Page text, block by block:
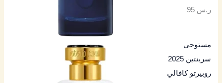
ر.س 95
مستوحى
سربنتين 2025
روبيرتو كافالي